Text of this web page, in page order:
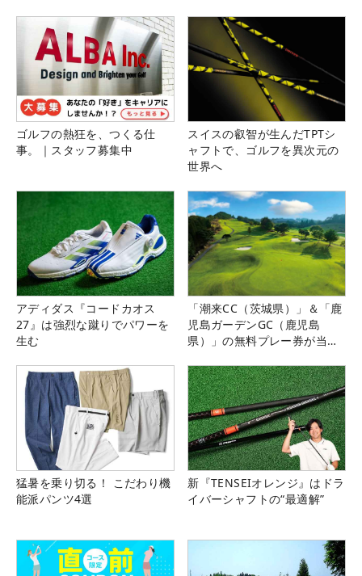
ゴルフの熱狂を、つくる仕
事。｜スタッフ募集中
スイスの叡智が生んだTPTシ
ャフトで、ゴルフを異次元の
世界へ
アディダス『コードカオス
27』は強烈な蹴りでパワーを
生む
「潮来CC（茨城県）」＆「鹿
児島ガーデンGC（鹿児島
県）」の無料プレー券が当た
猛暑を乗り切る！ こだわり機
能派パンツ4選
新『TENSEIオレンジ』はドラ
イバーシャフトの“最適解”